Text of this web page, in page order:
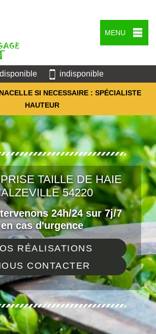
MENU
indisponible
SI NECESSAIRE : SPÉCIALISTE
HAUTEUR
TAILLE DE HAIE
54220
24h/24 sur 7j/7
en cas d'urgence
RÉALISATIONS
CONTACTER